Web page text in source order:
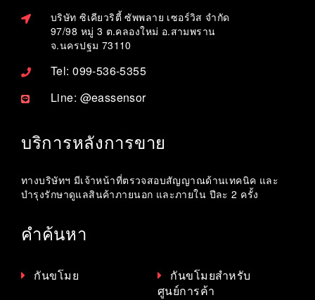
บริษัท ซิเคียวริตี้ ซัพพลาย เซอร์วิส จำกัด
97/98 หมู่ 3 ต.คลองใหม่ อ.สามพราน
จ.นครปฐม 73110
Tel: 099-536-5355
Line: @eassensor
บริการหลังการขาย
ทางบริษัทฯ มีเจ้าหน้าที่ตรวจสอบสัญญาณด้านเทคนิค และ
บำรุงรักษาดูแลสินค้าภายนอก และภายใน ปีละ 2 ครั้ง
คำค้นหา
กันขโมย
กันขโมยสำหรับ
ศูนย์การค้า